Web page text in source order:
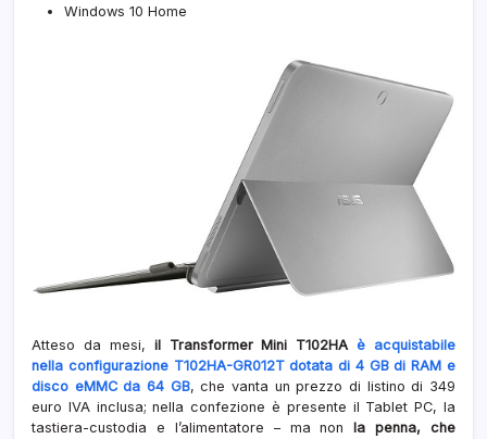
Windows 10 Home
Atteso da mesi, il Transformer Mini T102HAè acquistabile
nella configurazione T102HA-GR012T dotata di 4 GB di RAM e
disco eMMC da 64 GB, che vanta un prezzo di listino di 349
euro IVA inclusa; nella confezione è presente il Tablet PC, la
tastiera-custodia e l’alimentatore – ma non la penna, che